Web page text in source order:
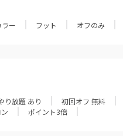
ー フット オフのみ
り放題 あり 初回オフ 無料
ポイント3倍